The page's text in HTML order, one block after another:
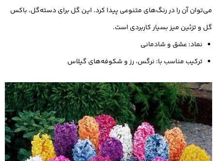
می‌توان آن را در رنگ‌های متنوعی پیدا کرد. این گل برای دسته‌گل، باکس
گل و تزئین میز بسیار کاربردی است.
نماد: عشق و شادمانی
ترکیب مناسب با: نرگس، رز و شکوفه‌های گیلاس